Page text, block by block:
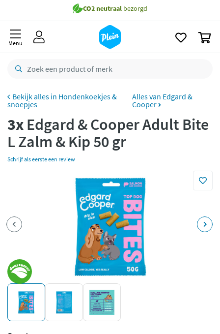
Gratisbezorging vanaf 35,- *
Bestelling uiterlijkzaterdag
Gratisretourneren
Betaal met Klarna
Menu
Hondenkoekjes &
snoepjes
Alles van Edgard &
Cooper
3x Edgard & Cooper Adult Bite
L Zalm & Kip 50 gr
Schrijf als eerste een review